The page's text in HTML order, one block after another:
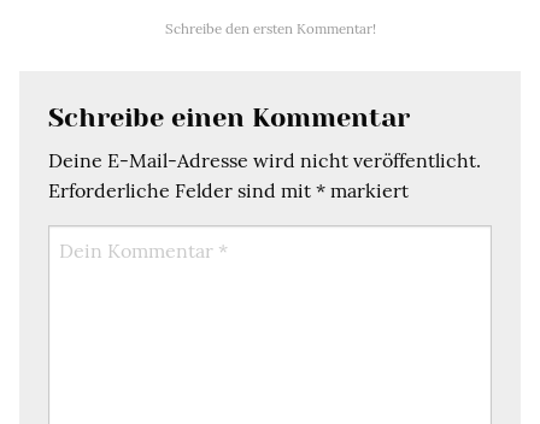
Schreibe den ersten Kommentar!
Schreibe einen Kommentar
Deine E-Mail-Adresse wird nicht veröffentlicht.
Erforderliche Felder sind mit * markiert